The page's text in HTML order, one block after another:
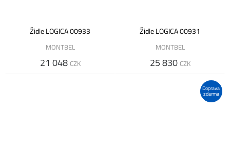
Židle LOGICA 00933
MONTBEL
21 048 CZK
Židle LOGICA 00931
MONTBEL
25 830 CZK
Doprava
zdarma